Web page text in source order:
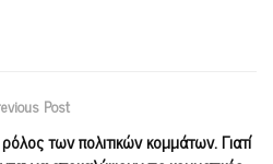
Post
των πολιτικών κομμάτων. Γιατί